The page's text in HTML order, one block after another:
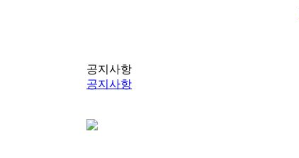
공지사항
공지사항